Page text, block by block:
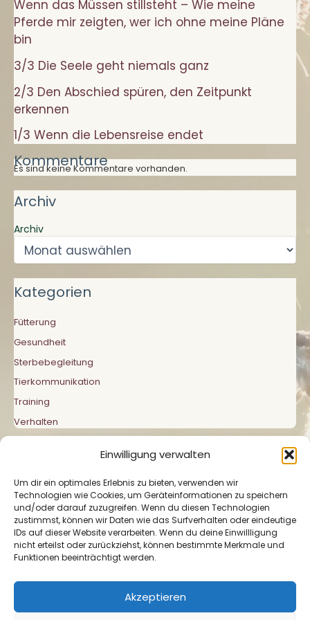
Einwilligung verwalten
Um dir ein optimales Erlebnis zu bieten, verwenden wir
Technologien wie Cookies, um Geräteinformationen zu speichern
und/oder darauf zuzugreifen. Wenn du diesen Technologien
zustimmst, können wir Daten wie das Surfverhalten oder eindeutige
IDs auf dieser Website verarbeiten. Wenn du deine Einwillligung
nicht erteilst oder zurückziehst, können bestimmte Merkmale und
Funktionen beeinträchtigt werden.
Akzeptieren
Wenn das Müssen stillsteht – Wie meine
Pferde mir zeigten, wer ich ohne meine Pläne
bin
3/3 Die Seele geht niemals ganz
2/3 Den Abschied spüren, den Zeitpunkt
erkennen
1/3 Wenn die Lebensreise endet
Kommentare
Es sind keine Kommentare vorhanden.
Archiv
Archiv
Kategorien
Fütterung
Gesundheit
Sterbebegleitung
Tierkommunikation
Training
Verhalten
Impressum|Datenschutzerklärung|Cookie-
Richtlinie